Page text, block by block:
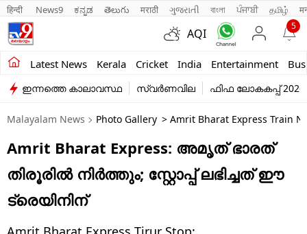
हिन्दी News9 ಕನ್ನಡ తెలుగు मराठी ગુજરાતી বাংলা ਪੰਜਾਬੀ தமிழ்
AQI
5
Latest News Kerala Cricket India Entertainment
Kerala
India
Entertainment
Business
Education
ഇന്നത്തെ കാലാവസ്ഥ സ്വർണവില ഫിഫ ലോകകപ്പ് 2026
Malayalam News Photo Gallery > Amrit Bharat Express Train
Amrit Bharat Express: അമൃത് ഭാരത്
തിരൂരില്‍ നിര്‍ത്തും; സ്റ്റോപ്പ് ലഭിച്ചത് ഈ
ട്രെയിനിന്